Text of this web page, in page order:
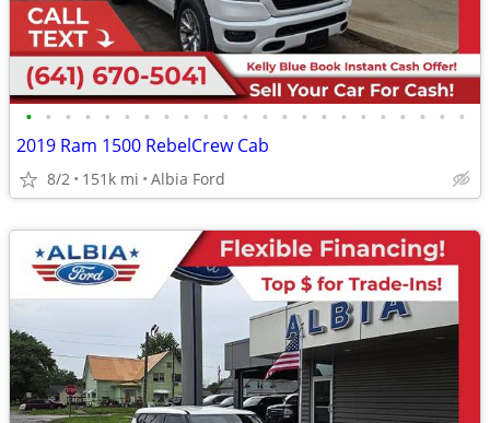
• • • • • • • • • • • • • • • • • • • • • • •
2019 Ram 1500 RebelCrew Cab
8/2 151k mi Albia Ford